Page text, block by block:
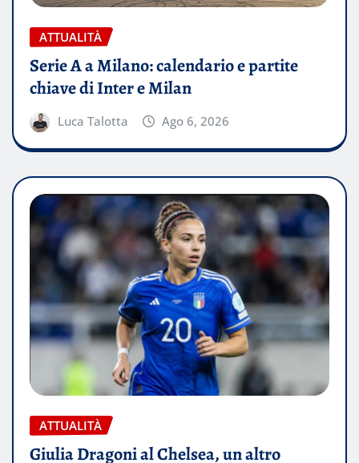
ATTUALITÀ
Serie A a Milano: calendario e partite
chiave di Inter e Milan
Luca Talotta Ago 6, 2026
ATTUALITÀ
Giulia Dragoni al Chelsea, un altro